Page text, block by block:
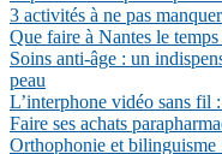
3 activités à ne pas
Que faire à Nantes le
Soins anti-âge : un
peau
L’interphone vidéo sans fil
Faire ses achats
Orthophonie et bilinguisme